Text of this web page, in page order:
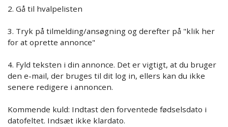
2. Gå til hvalpelisten
3. Tryk på tilmelding/ansøgning og derefter på "klik her
for at oprette annonce"
4. Fyld teksten i din annonce. Det er vigtigt, at du bruger
den e-mail, der bruges til dit log in, ellers kan du ikke
senere redigere i annoncen.
Kommende kuld: Indtast den forventede fødselsdato i
datofeltet. Indsæt ikke klardato.